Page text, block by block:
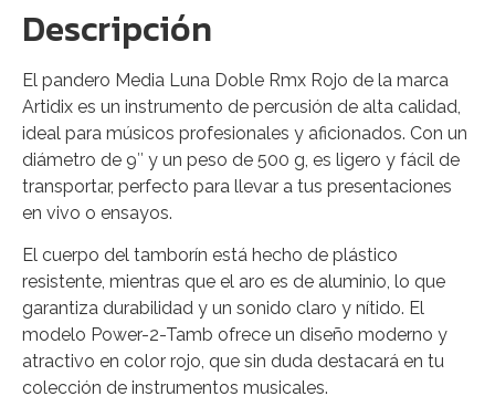
Descripción
El pandero Media Luna Doble Rmx Rojo de la marca
Artidix es un instrumento de percusión de alta calidad,
ideal para músicos profesionales y aficionados. Con un
diámetro de 9″ y un peso de 500 g, es ligero y fácil de
transportar, perfecto para llevar a tus presentaciones
en vivo o ensayos.
El cuerpo del tamborín está hecho de plástico
resistente, mientras que el aro es de aluminio, lo que
garantiza durabilidad y un sonido claro y nítido. El
modelo Power-2-Tamb ofrece un diseño moderno y
atractivo en color rojo, que sin duda destacará en tu
colección de instrumentos musicales.